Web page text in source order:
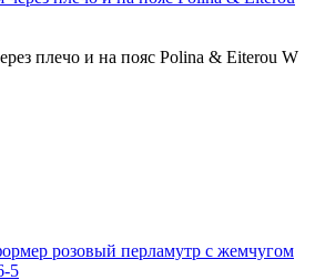
плечо и на пояс Polina & Eiterou W